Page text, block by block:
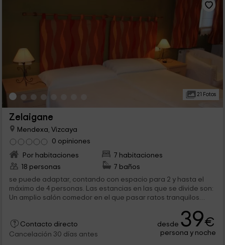
21 Fotos
Zelaigane
Mendexa, Vizcaya
0 opiniones
Por habitaciones
7 habitaciones
18 personas
7 baños
se puede adaptar, contando con espacio para 2 y hasta el
máximo de 4 personas. Las estancias en las que se divide son:
Un amplio salón comedor en el que pasar ratos tranquilos
Contacto directo
Cancelación 30 días antes
desde 39€
persona y noche